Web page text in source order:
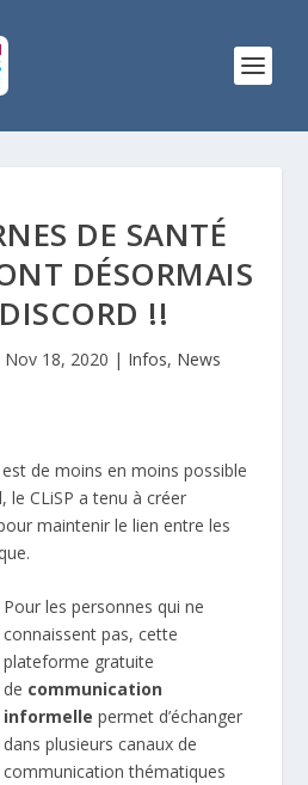
DE SANTÉ
DÉSORMAIS
!!
Nov 18, 2020 | Infos, News
de moins en moins possible
le CLiSP a tenu à créer
maintenir le lien entre les
Pour les personnes qui ne
connaissent pas, cette
plateforme gratuite
de communication
informelle permet d’échanger
dans plusieurs canaux de
communication thématiques